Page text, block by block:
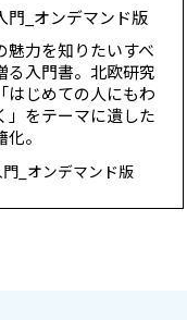
門_オンデマンド版
魅力を知りたいすべ
る入門書。北欧研究
はじめての人にもわ
」をテーマに遺した
。
_オンデマンド版